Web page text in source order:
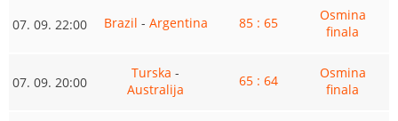
07. 09. 22:00 Brazil - Argentina 85 : 65
Osmina
finala
07. 09. 20:00
Turska -
Australija
65 : 64
Osmina
finala